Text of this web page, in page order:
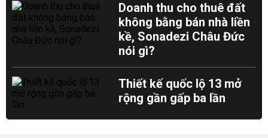
Doanh thu cho thuê đất
không bằng bán nhà liền
kề, Sonadezi Châu Đức
nói gì?
Thiết kế quốc lộ 13 mở
rộng gần gấp ba lần